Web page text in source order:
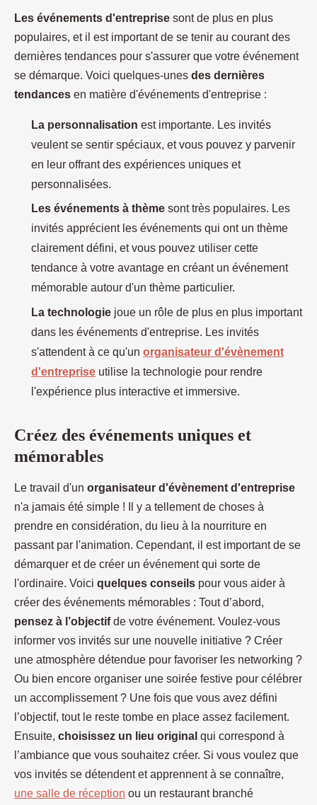
Les événements d'entreprise sont de plus en plus
populaires, et il est important de se tenir au courant des
dernières tendances pour s'assurer que votre événement
se démarque. Voici quelques-unes des dernières
tendances en matière d'événements d'entreprise :
La personnalisation est importante. Les invités
veulent se sentir spéciaux, et vous pouvez y parvenir
en leur offrant des expériences uniques et
personnalisées.
Les événements à thème sont très populaires. Les
invités apprécient les événements qui ont un thème
clairement défini, et vous pouvez utiliser cette
tendance à votre avantage en créant un événement
mémorable autour d'un thème particulier.
La technologie joue un rôle de plus en plus important
dans les événements d'entreprise. Les invités
s'attendent à ce qu'un organisateur d'évènement
d'entreprise utilise la technologie pour rendre
l'expérience plus interactive et immersive.
Créez des événements uniques et
mémorables
Le travail d'un organisateur d'évènement d'entreprise
n'a jamais été simple ! Il y a tellement de choses à
prendre en considération, du lieu à la nourriture en
passant par l'animation. Cependant, il est important de se
démarquer et de créer un événement qui sorte de
l'ordinaire. Voici quelques conseils pour vous aider à
créer des événements mémorables : Tout d’abord,
pensez à l’objectifde votre événement. Voulez-vous
informer vos invités sur une nouvelle initiative ? Créer
une atmosphère détendue pour favoriser les networking ?
Ou bien encore organiser une soirée festive pour célébrer
un accomplissement ? Une fois que vous avez défini
l’objectif, tout le reste tombe en place assez facilement.
Ensuite, choisissez un lieu original qui correspond à
l’ambiance que vous souhaitez créer. Si vous voulez que
vos invités se détendent et apprennent à se connaître,
une salle de réception ou un restaurant branché